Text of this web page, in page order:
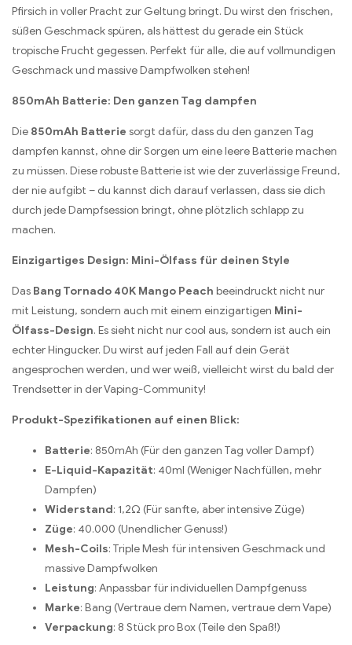
Pfirsich in voller Pracht zur Geltung bringt. Du wirst den frischen,
süßen Geschmack spüren, als hättest du gerade ein Stück
tropische Frucht gegessen. Perfekt für alle, die auf vollmundigen
Geschmack und massive Dampfwolken stehen!
850mAh Batterie: Den ganzen Tag dampfen
Die 850mAh Batterie sorgt dafür, dass du den ganzen Tag
dampfen kannst, ohne dir Sorgen um eine leere Batterie machen
zu müssen. Diese robuste Batterie ist wie der zuverlässige Freund,
der nie aufgibt – du kannst dich darauf verlassen, dass sie dich
durch jede Dampfsession bringt, ohne plötzlich schlapp zu
machen.
Einzigartiges Design: Mini-Ölfass für deinen Style
Das Bang Tornado 40K Mango Peach beeindruckt nicht nur
mit Leistung, sondern auch mit einem einzigartigen Mini-
Ölfass-Design. Es sieht nicht nur cool aus, sondern ist auch ein
echter Hingucker. Du wirst auf jeden Fall auf dein Gerät
angesprochen werden, und wer weiß, vielleicht wirst du bald der
Trendsetter in der Vaping-Community!
Produkt-Spezifikationen auf einen Blick:
Batterie: 850mAh (Für den ganzen Tag voller Dampf)
E-Liquid-Kapazität: 40ml (Weniger Nachfüllen, mehr
Dampfen)
Widerstand: 1,2Ω (Für sanfte, aber intensive Züge)
Züge: 40.000 (Unendlicher Genuss!)
Mesh-Coils: Triple Mesh für intensiven Geschmack und
massive Dampfwolken
Leistung: Anpassbar für individuellen Dampfgenuss
Marke: Bang (Vertraue dem Namen, vertraue dem Vape)
Verpackung: 8 Stück pro Box (Teile den Spaß!)